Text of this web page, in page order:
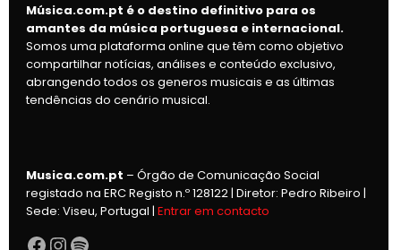
Música.com.pt é o destino definitivo para os
amantes da música portuguesa e internacional.
Somos uma plataforma online que têm como objetivo
compartilhar notícias, análises e conteúdo exclusivo,
abrangendo todos os generos musicais e as últimas
tendências do cenário musical.
Musica.com.pt – Órgão de Comunicação Social
registado na ERC Registo n.º 128122 | Diretor: Pedro Ribeiro |
Sede: Viseu, Portugal |Entrar em contacto
Facebook
Instagram
Spotify